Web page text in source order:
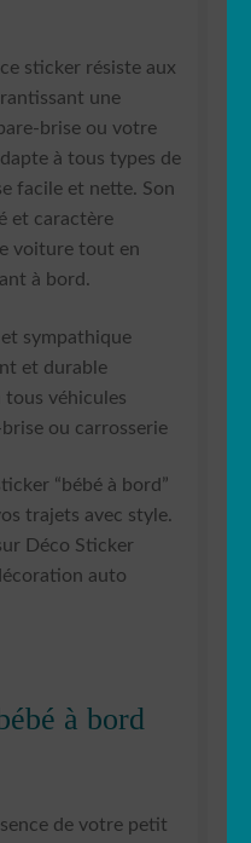
sticker résiste aux
une
brise ou votre
à tous types de
facile et nette. Son
et caractère
voiture tout en
à bord.
sympathique
et durable
tous véhicules
ou carrosserie
“bébé à bord”
trajets avec style.
Déco Sticker
auto
à bord
de votre petit